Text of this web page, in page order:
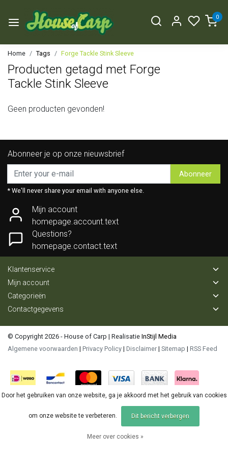
0
Home Tags Forge Tackle Stink Sleeve
Producten getagd met Forge
Tackle Stink Sleeve
Geen producten gevonden!
Abonneer je op onze nieuwsbrief
Abonneer
* We'll never share your email with anyone else.
Mijn account
homepage.account.text
Questions?
homepage.contact.text
Klantenservice
Mijn account
Categorieën
Contactgegevens
© Copyright 2026 - House of Carp | Realisatie InStijl Media
Algemene voorwaarden | Privacy Policy | Disclaimer | Sitemap | RSS Feed
Door het gebruiken van onze website, ga je akkoord met het gebruik van cookies
om onze website te verbeteren. Dit bericht verbergen
Meer over cookies »